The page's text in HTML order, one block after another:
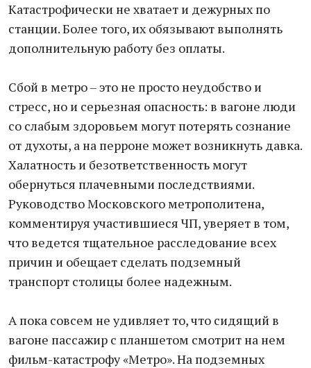
Катастрофически не хватает и дежурных по
станции. Более того, их обязывают выполнять
дополнительную работу без оплаты.
Сбой в метро – это не просто неудобство и
стресс, но и серьезная опасность: в вагоне люди
со слабым здоровьем могут потерять сознание
от духоты, а на перроне может возникнуть давка.
Халатность и безответственность могут
обернуться плачевными последствиями.
Руководство Московского метрополитена,
комментируя участившиеся ЧП, уверяет в том,
что ведется тщательное расследование всех
причин и обещает сделать подземный
транспорт столицы более надежным.
А пока совсем не удивляет то, что сидящий в
вагоне пассажир с планшетом смотрит на нем
фильм-катастрофу «Метро». На подземных